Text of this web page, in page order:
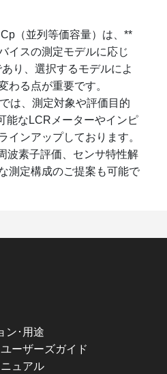
（並列等価容量）は、**
イスの測定モデルに応じ
り、選択するモデルによ
わる点が重要です。
は、測定対象や評価目的
能なLCRメーターやインピ
インアップしております。
波素子評価、センサ特性解
測定構成のご提案も可能で
ン･用途
ーザーズガイド
ュアル